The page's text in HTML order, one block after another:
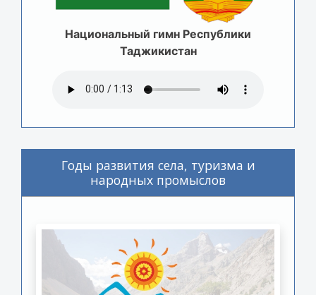
Национальный гимн Республики
Таджикистан
Годы развития села, туризма и
народных промыслов